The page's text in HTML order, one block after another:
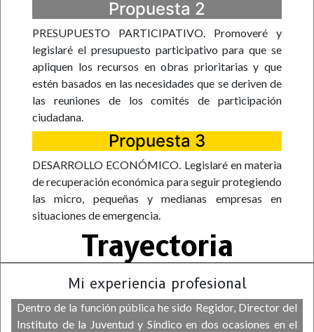
Propuesta 2
PRESUPUESTO PARTICIPATIVO. Promoveré y
legislaré el presupuesto participativo para que se
apliquen los recursos en obras prioritarias y que
estén basados en las necesidades que se deriven de
las reuniones de los comités de participación
ciudadana.
Propuesta 3
DESARROLLO ECONÓMICO. Legislaré en materia
de recuperación económica para seguir protegiendo
las micro, pequeñas y medianas empresas en
situaciones de emergencia.
Trayectoria
Mi experiencia profesional
Dentro de la función pública he sido Regidor, Director del
Instituto de la Juventud y Síndico en dos ocasiones en el